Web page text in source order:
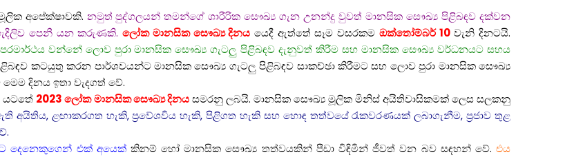
අපේක්ෂාවකි. නමුත් පුද්ගලයන් තමන්ගේ ශාරීරික සෞඛ්‍ය ගැන උනන්දු වුවත් මානසික සෞඛ්‍ය පිළිබඳව දක්වන
පෙනී යන කරුණකි.ලෝක මානසික සෞඛ්‍ය දිනය යෙදී ඇත්තේ සෑම වසරකම ඔක්තෝම්බර් 10වැනි දිනටයි.
වන්නේ ලොව පුරා මානසික සෞඛ්‍ය ගැටලු පිළිබඳව දැනුවත් කිරීම සහ මානසික සෞඛ්‍ය වර්ධනයට සහය
කටයුතු කරන පාර්ශවයන්ට මානසික සෞඛ්‍ය ගැටලු පිළිබඳව සාකච්ඡා කිරීමට සහ ලොව පුරා මානසික සෞඛ්‍ය
දිනය ඉතා වැදගත් වේ.
යටතේ 2023 ලෝක මානසික සෞඛ්‍ය දිනයසමරනු ලබයි. මානසික සෞඛ්‍ය මූලික මිනිස් අයිතිවාසිකමක් ලෙස සලකනු
ළඟාකරගත හැකි, ප්‍රවේශවිය හැකි, පිළිගත හැකි සහ හොඳ තත්වයේ රැකවරණයක් ලබාගැනීම, ප්‍රජාව තුළ
දෙනෙකුගෙන් එක් අයෙක්කිනම් හෝ මානසික සෞඛ්‍ය තත්වයකින් පීඩා විඳිමින් ජීවත් වන බව සඳහන් වේ.එය